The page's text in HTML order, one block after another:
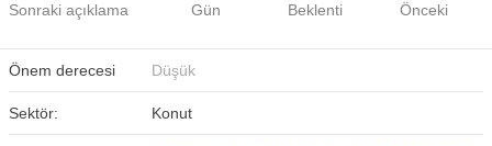
Sonraki açıklama
Gün Beklenti Önceki
Önem derecesi Düşük
Sektör: Konut